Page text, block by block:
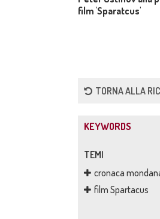
film 'Sparatcus'
TORNA ALLA
KEYWORDS
TEMI
cronaca
film Spartacus